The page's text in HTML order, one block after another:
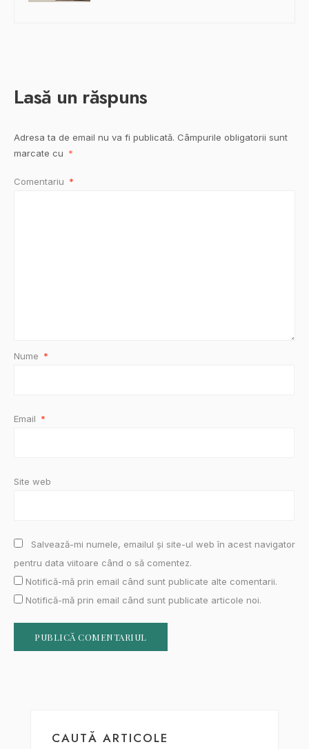
Lasă un răspuns
Adresa ta de email nu va fi publicată. Câmpurile obligatorii sunt
marcate cu *
Comentariu *
Nume *
Email *
Site web
Salvează-mi numele, emailul și site-ul web în acest navigator
pentru data viitoare când o să comentez.
Notifică-mă prin email când sunt publicate alte comentarii.
Notifică-mă prin email când sunt publicate articole noi.
CAUTĂ ARTICOLE